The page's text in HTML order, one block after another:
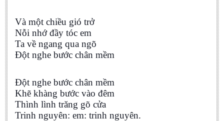
Foreign Literatures & Comparative Literature
Theater and Film
Culture - History - Philosophy
BA, MA, PhD. Theses
CONFERENCE
Studies on Vietnamese and Korean Literature and Films
Và một chiều gió trở
Nỗi nhớ đầy tóc em
Ta về ngang qua ngõ
Đột nghe bước chân mềm
Đột nghe bước chân mềm
Khẽ khàng bước vào đêm
Thình lình trăng gõ cửa
Trinh nguyên: em: trinh nguyên.